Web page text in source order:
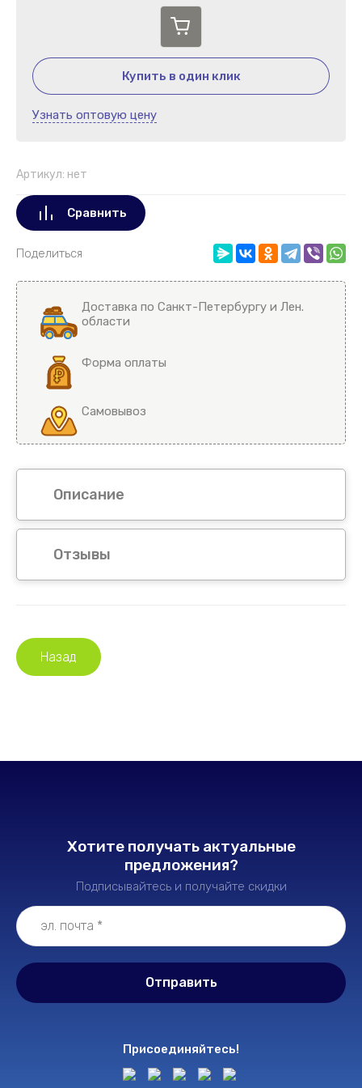
Купить в один клик
Узнать оптовую цену
Артикул: нет
Сравнить
Поделиться
Доставка по Санкт-Петербургу и Лен.
области
Форма оплаты
Самовывоз
Описание
Отзывы
Назад
Присоединяйтесь!
Хотите получать актуальные
предложения?
Подписывайтесь и получайте скидки
Отправить